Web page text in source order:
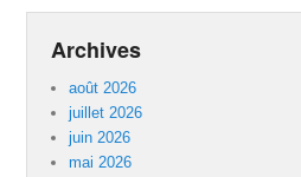
Archives
août 2026
juillet 2026
juin 2026
mai 2026